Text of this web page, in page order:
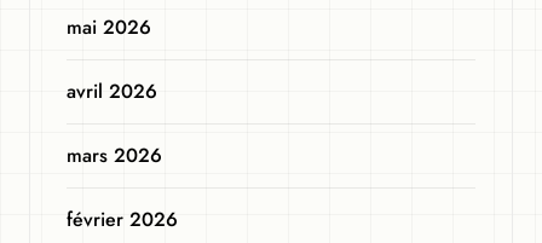
mai 2026
avril 2026
mars 2026
février 2026